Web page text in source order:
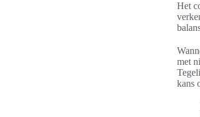
Het
met
kans